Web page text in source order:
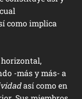
como implica
-más y más- a
así como en